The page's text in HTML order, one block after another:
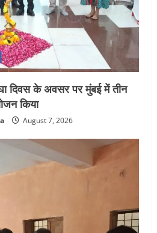
दिवस के अवसर पर मुंबई में तीन
किया
August 7, 2026